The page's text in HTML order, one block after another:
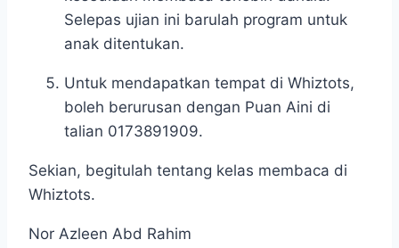
Selepas ujian ini barulah program untuk
anak ditentukan.
Untuk mendapatkan tempat di Whiztots,
boleh berurusan dengan Puan Aini di
talian 0173891909.
Sekian, begitulah tentang kelas membaca di
Whiztots.
Nor Azleen Abd Rahim